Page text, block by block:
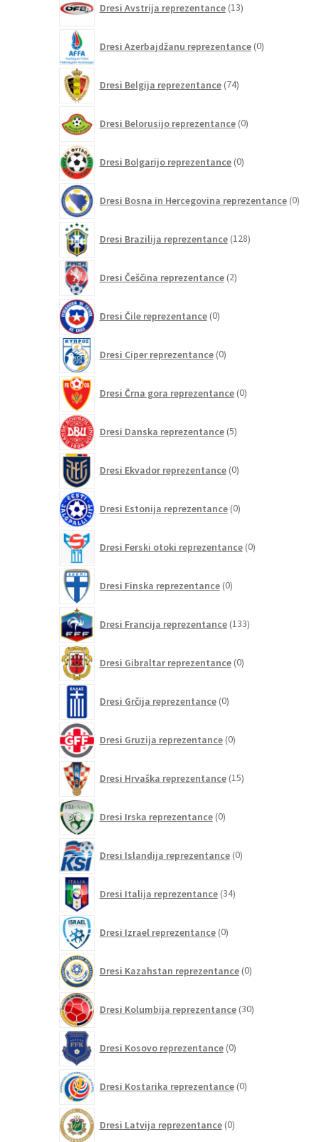
Dresi Avstrija reprezentance 13izdelkov
Dresi Azerbajdžanu reprezentance 0izdelkov
Dresi Belgija reprezentance 74izdelkov
Dresi Belorusijo reprezentance 0izdelkov
Dresi Bolgarijo reprezentance 0izdelkov
Dresi Bosna in Hercegovina reprezentance 0
Dresi Brazilija reprezentance 128izdelkov
Dresi Češčina reprezentance 2izdelka
Dresi Čile reprezentance 0izdelkov
Dresi Ciper reprezentance 0izdelkov
Dresi Črna gora reprezentance 0izdelkov
Dresi Danska reprezentance 5izdelkov
Dresi Ekvador reprezentance 0izdelkov
Dresi Estonija reprezentance 0izdelkov
Dresi Ferski otoki reprezentance 0izdelkov
Dresi Finska reprezentance 0izdelkov
Dresi Francija reprezentance 133izdelkov
Dresi Gibraltar reprezentance 0izdelkov
Dresi Grčija reprezentance 0izdelkov
Dresi Gruzija reprezentance 0izdelkov
Dresi Hrvaška reprezentance 15izdelkov
Dresi Irska reprezentance 0izdelkov
Dresi Islandija reprezentance 0izdelkov
Dresi Italija reprezentance 34izdelkov
Dresi Izrael reprezentance 0izdelkov
Dresi Kazahstan reprezentance 0izdelkov
Dresi Kolumbija reprezentance 30izdelkov
Dresi Kosovo reprezentance 0izdelkov
Dresi Kostarika reprezentance 0izdelkov
Dresi Latvija reprezentance 0izdelkov